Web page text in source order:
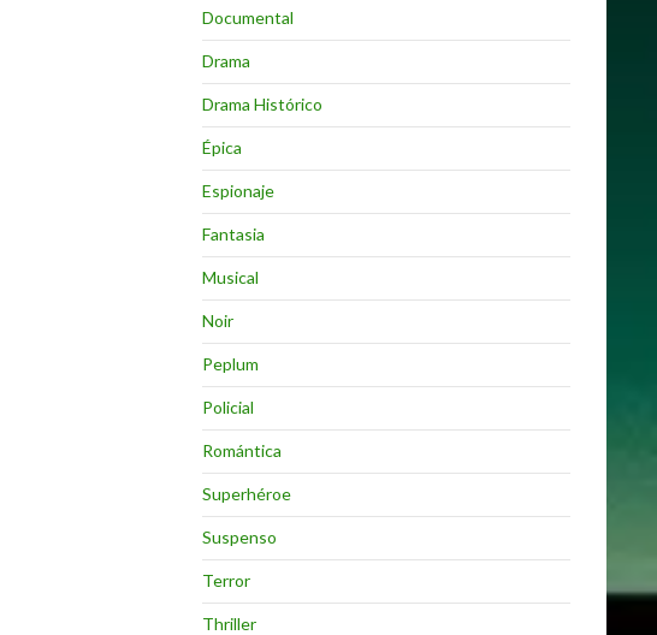
Documental
Drama
Drama Histórico
Épica
Espionaje
Fantasia
Musical
Noir
Peplum
Policial
Romántica
Superhéroe
Suspenso
Terror
Thriller